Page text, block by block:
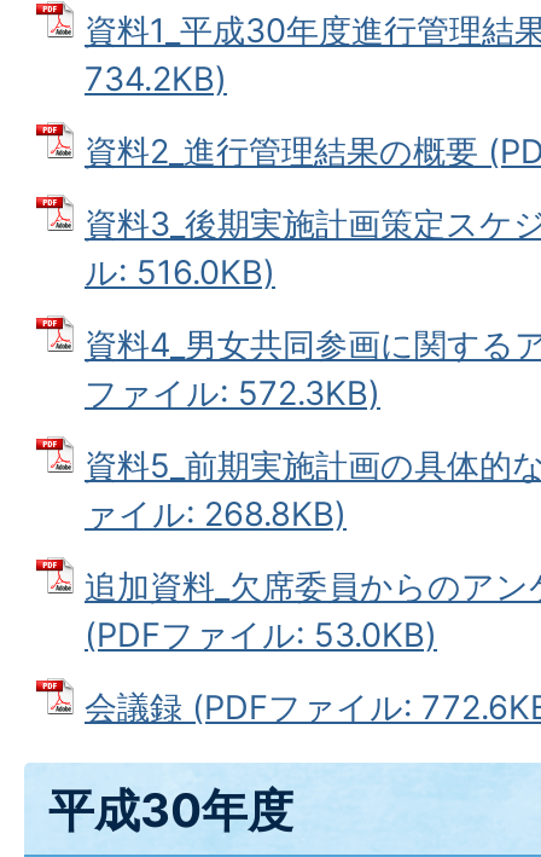
資料1_平成30年度進行管理結
734.2KB)
資料2_進行管理結果の概要
資料3_後期実施計画策定スケ
ル: 516.0KB)
資料4_男女共同参画に関する
ファイル: 572.3KB)
資料5_前期実施計画の具体的
ァイル: 268.8KB)
追加資料_欠席委員からのア
(PDFファイル: 53.0KB)
会議録 (PDFファイル:
平成30年度